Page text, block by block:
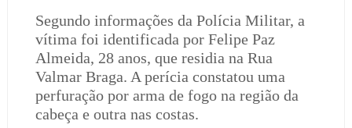
Segundo informações da Polícia Militar, a
vítima foi identificada por Felipe Paz
Almeida, 28 anos, que residia na Rua
Valmar Braga. A perícia constatou uma
perfuração por arma de fogo na região da
cabeça e outra nas costas.